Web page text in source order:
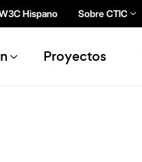
principal
Hispano Sobre CTIC
Proyectos